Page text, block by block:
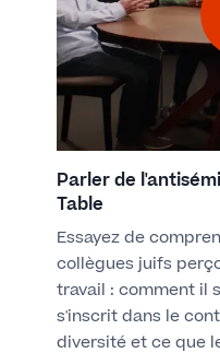
Parler de
Table
Essayez de
collègues juifs
travail : comment il
s'inscrit dans le
diversité et ce que